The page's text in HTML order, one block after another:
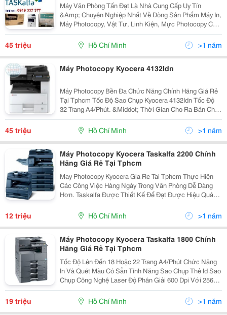
Máy Văn Phòng Tấn Đạt Là Nhà Cung Cấp Uy Tín
&Amp; Chuyên Nghiệp Nhất Về Dòng Sản Phẩm Máy In,
Máy Photocopy, Vật Tư, Linh Kiện, Mực Photocopy Của
Nhật Như : Kyocera (Mita )Taskalfa, Xerox, Ricoh, Hp
Mfp, Toshiba Tại Tp Hcm Thời Buổi Kinh Tế...
45 triệu Hồ Chí Minh >1 năm
Máy Photocopy Kyocera 4132Idn
Máy Photocopy Bền Đa Chức Năng Chính Hãng Giá Rẻ
Tại Tphcm Tốc Độ Sao Chụp Kyocera 4132Idn Tốc Độ
32 Trang A4/Phút. &Middot; Thời Gian Cho Ra Bản Chụp
Đầu Tiên Dưới 5,7 Giây. &Middot; Bộ Đảo Mặt Bản
Chụp (Chọn Thêm) Giúp Bạn Tiết Kiệm Hơn. ...
45 triệu Hồ Chí Minh >1 năm
Máy Photocopy Kyocera Taskalfa 2200 Chính
Hãng Giá Rẻ Tại Tphcm
May Photocopy Kyocera Gia Re Tai Tphcm Thực Hiện
Các Công Việc Hàng Ngày Trong Văn Phòng Dễ Dàng
Hơn. Taskalfa Được Thiết Kế Để Đạt Được Hiệu Quả
Lớn Nhất Trong Công Việc. Thiết Kế Mới Của Taskalfa
180 Và Taskalfa 220 Sẽ Giúp Bạn Sử Dụng Dễ Dàng...
12 triệu Hồ Chí Minh >1 năm
Máy Photocopy Kyocera Taskalfa 1800 Chính
Hãng Giá Rẻ Tại Tphcm
Tốc Độ Lên Đến 18 Hoặc 22 Trang A4/Phút Chức Năng
In Và Quét Màu Có Sẵn Tính Năng Sao Chụp Thẻ Id Sao
Chụp Công Nghệ Laser Độ Phân Giải 600 Dpi Với 256
Thang Xám Cho Văn Bản Rõ Nét Và Hình Ảnh Trung
Thực Bộ Phận Chọn Thêm Đảo Mặt Bản In C
19 triệu Hồ Chí Minh >1 năm